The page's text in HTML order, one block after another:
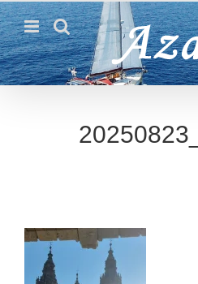
Passer
au
contenu